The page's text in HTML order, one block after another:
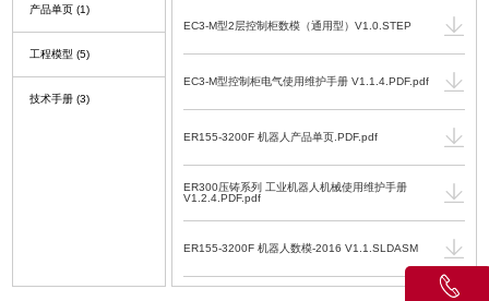
产品单页 (1)
工程模型 (5)
技术手册 (3)
EC3-M型2层控制柜数模（通用型）V1.0.STEP
EC3-M型控制柜电气使用维护手册 V1.1.4.PDF.pdf
ER155-3200F 机器人产品单页.PDF.pdf
ER300压铸系列 工业机器人机械使用维护手册
V1.2.4.PDF.pdf
ER155-3200F 机器人数模-2016 V1.1.SLDASM